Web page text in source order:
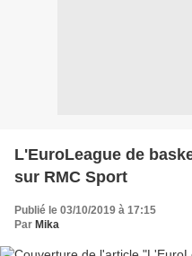
L'EuroLeague de
sur RMC Sport
Publié le 03/10/2019 à 17:15
Par Mika